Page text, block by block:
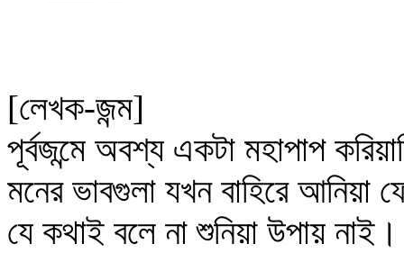
[লেখক-জন্ম]
পূর্বজন্মে অবশ্য একটা মহাপাপ
মনের ভাবগুলা যখন বাহিরে আনিয়া
যে কথাই বলে না শুনিয়া উপায়